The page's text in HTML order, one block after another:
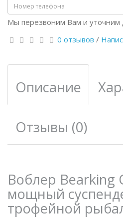
Мы перезвоним Вам и уточним
0 отзывов /
Описание
Отзывы (0)
Воблер Bearking
мощный
трофейной